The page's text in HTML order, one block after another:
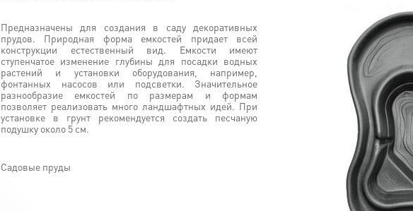
Предназначены для создания в саду декоративных
прудов. Природная форма емкостей придает всей
конструкции естественный вид. Емкости имеют
ступенчатое изменение глубины для посадки водных
растений и установки оборудования, например,
фонтанных насосов или подсветки. Значительное
разнообразие емкостей по размерам и формам
позволяет реализовать много ландшафтных идей. При
установке в грунт рекомендуется создать песчаную
подушку около 5 см.
Садовые пруды